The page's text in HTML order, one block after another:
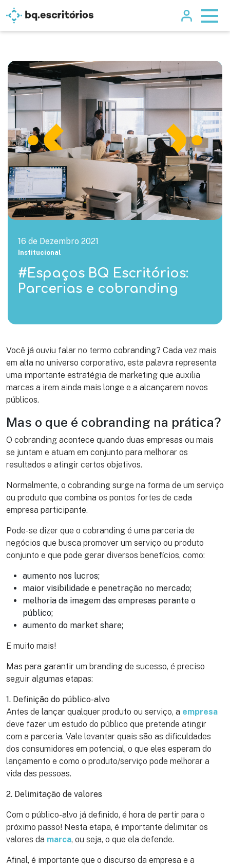
16 de Dezembro 2021
Institucional
#Espaços BQ Escritórios:
Parcerias e cobranding
Você já ouviu falar no termo cobranding? Cada vez mais
em alta no universo corporativo, esta palavra representa
uma importante estratégia de marketing que auxilia
marcas a irem ainda mais longe e a alcançarem novos
públicos.
Mas o que é cobranding na prática?
O cobranding acontece quando duas empresas ou mais
se juntam e atuam em conjunto para melhorar os
resultados e atingir certos objetivos.
Normalmente, o cobranding surge na forma de um serviço
ou produto que combina os pontos fortes de cada
empresa participante.
Pode-se dizer que o cobranding é uma parceria de
negócios que busca promover um serviço ou produto
conjunto e que pode gerar diversos benefícios, como:
aumento nos lucros;
maior visibilidade e penetração no mercado;
melhoria da imagem das empresas perante o
público;
aumento do market share;
E muito mais!
Mas para garantir um branding de sucesso, é preciso
seguir algumas etapas:
1. Definição do público-alvo
Antes de lançar qualquer produto ou serviço, a empresa
deve fazer um estudo do público que pretende atingir
com a parceria. Vale levantar quais são as dificuldades
dos consumidores em potencial, o que eles esperam do
lançamento e como o produto/serviço pode melhorar a
vida das pessoas.
2. Delimitação de valores
Com o público-alvo já definido, é hora de partir para o
próximo passo! Nesta etapa, é importante delimitar os
valores da marca, ou seja, o que ela defende.
Afinal, é importante que o discurso da empresa e a